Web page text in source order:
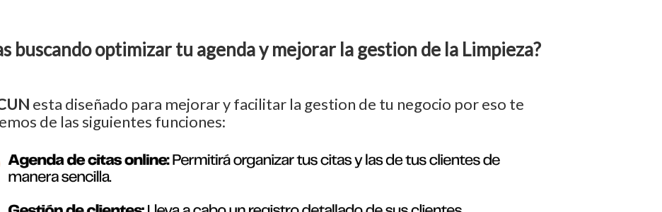
buscando optimizar tu agenda y mejorar la gestion de la Limpieza?
esta diseñado para mejorar y facilitar la gestion de tu negocio por eso te
de las siguientes funciones: